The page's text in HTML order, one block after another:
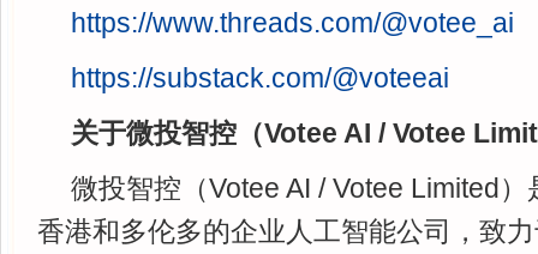
https://www.threads.com/@votee_ai
https://substack.com/@voteeai
关于微投智控（Votee AI / Votee
微投智控（Votee AI / Votee Limited
香港和多伦多的企业人工智能公司，致